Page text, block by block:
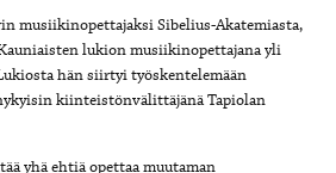
musiikinopettajaksi Sibelius-Akatemiasta,
lukion musiikinopettajana yli
hän siirtyi työskentelemään
kiinteistönvälittäjänä Tapiolan
yhä ehtiä opettaa muutaman